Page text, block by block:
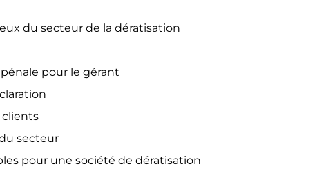
du secteur de la dératisation
pour le gérant
clients
secteur
pour une société de dératisation